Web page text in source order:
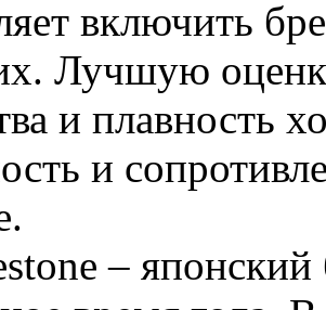
включить
Лучшую
и плавность
и
–